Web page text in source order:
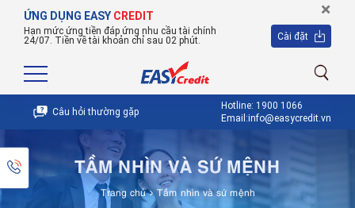
ỨNG DỤNG EASY CREDIT
Hạn mức ứng tiền đáp ứng nhu cầu tài chính
24/07. Tiền về tài khoản chỉ sau 02 phút.
×
Cài đặt
Câu hỏi thường gặp
Hotline: 1900 1066
Email:info@easycredit.vn
TẦM NHÌN VÀ SỨ MỆNH
Trang chủ Tầm nhìn và sứ mệnh